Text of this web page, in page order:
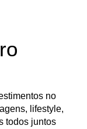
no
lifestyle,
todos juntos